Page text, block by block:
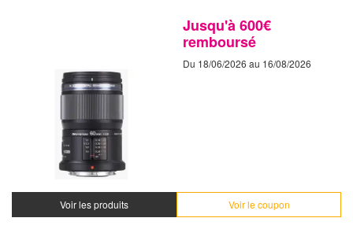
Jusqu'à 600€
remboursé
Du 18/06/2026 au 16/08/2026
Voir les produits Voir le coupon